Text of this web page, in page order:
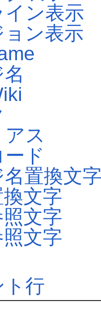
イン表示
ン表示
ス
ド
置換文
換文字
文字
文字
ト行